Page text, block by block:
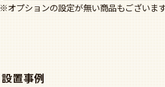
※オプションの設定が無い商品もございま
設置事例